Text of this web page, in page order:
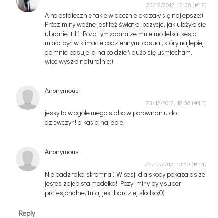
23/12/2012, 18:36
A no ostatecznie takie widocznie okazały się najlepsze:)
Prócz miny ważne jest też światło, pozycja, jak ułożyło się
ubranie itd:) Poza tym żadna ze mnie modelka, sesja
miała być w klimacie codziennym, casual, który najlepiej
do mnie pasuje, a na co dzień dużo się uśmiecham,
więc wyszło naturalnie:)
Anonymous
23/12/2012, 18:36
jessy to w ogole mega slabo w porownaniu do
dziewczyn! a kasia najlepiej
Anonymous
23/12/2012, 18:50
Nie badz taka skromna;) W sesji dla skody pokazalas ze
jestes zajebista modelka! Pozy, miny byly super
profesjonalne, tutaj jest bardziej slodko;0)
Reply